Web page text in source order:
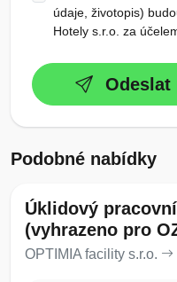
údaje, životopis)
Hotely s.r.o. za
Odeslat
Podobné nabídky
Úklidový
(vyhrazeno pro
OPTIMIA facility s.r.o.